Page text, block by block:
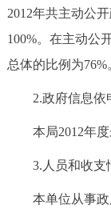
绿色北京
多语种
DEUTSCH
2012年共主动公
100%。在主动公
总体的比例为76%
2.政府信息依
本局2012年度
3.人员和收支
本单位从事政